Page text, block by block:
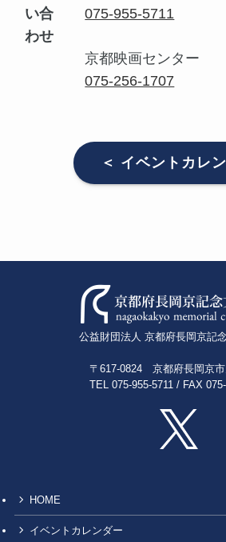
い合
わせ
075-955-5711
京都映画センター
075-256-1707
＜ イベントカレ
公益財団法人 京都府長岡京記
〒617-0824 京都府長岡京市
TEL 075-955-5711 / FAX
HOME
イベントカレンダー